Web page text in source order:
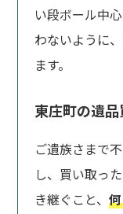
い段ボール中
わないように
ます。
東庄町の遺
ご遺族さまで
し、買い取っ
き継ぐこと、